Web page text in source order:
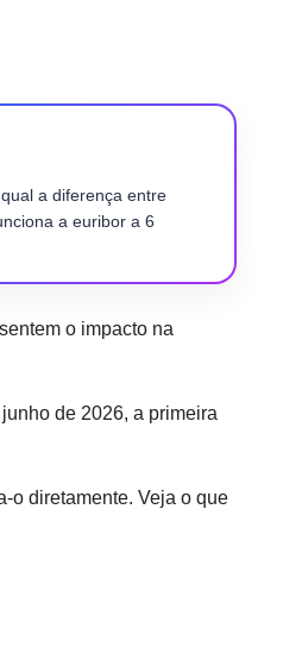
a diferença entre
a euribor a 6
o impacto na
de 2026, a primeira
o diretamente. Veja o que